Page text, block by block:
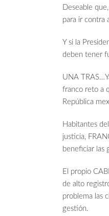
Deseable
para ir contra
Y si la
deben tener
UNA
franco reto a
República
Habitantes
justicia,
beneficiar las
El propio
de alto
problema las
gestión.